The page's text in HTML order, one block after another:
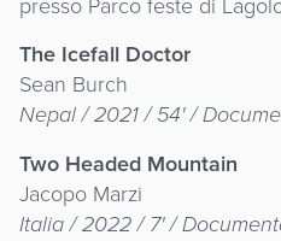
The Icefall Doctor
Sean Burch
Nepal / 2021 / 54' /
Two Headed Mountain
Jacopo Marzi
Italia / 2022 / 7' /